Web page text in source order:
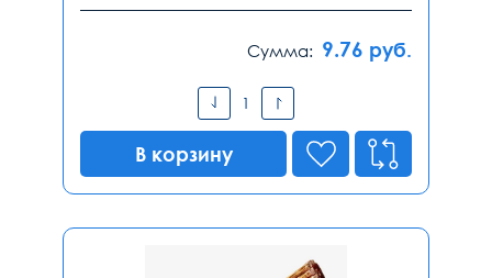
Сумма: 9.76 руб.
В корзину